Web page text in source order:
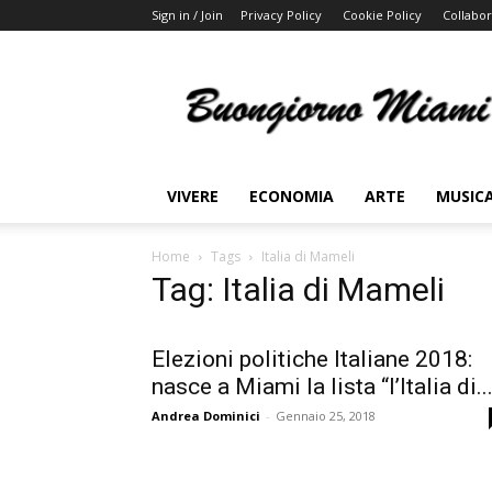
Sign in / Join Privacy Policy Cookie Policy
Miami
VIVERE ECONOMIA ARTE
Home Tags Italia di Mameli
Tag: Italia di Mameli
Elezioni politiche Italiane 2018:
nasce a Miami la lista “l’Italia di...
Andrea Dominici - Gennaio 25, 2018